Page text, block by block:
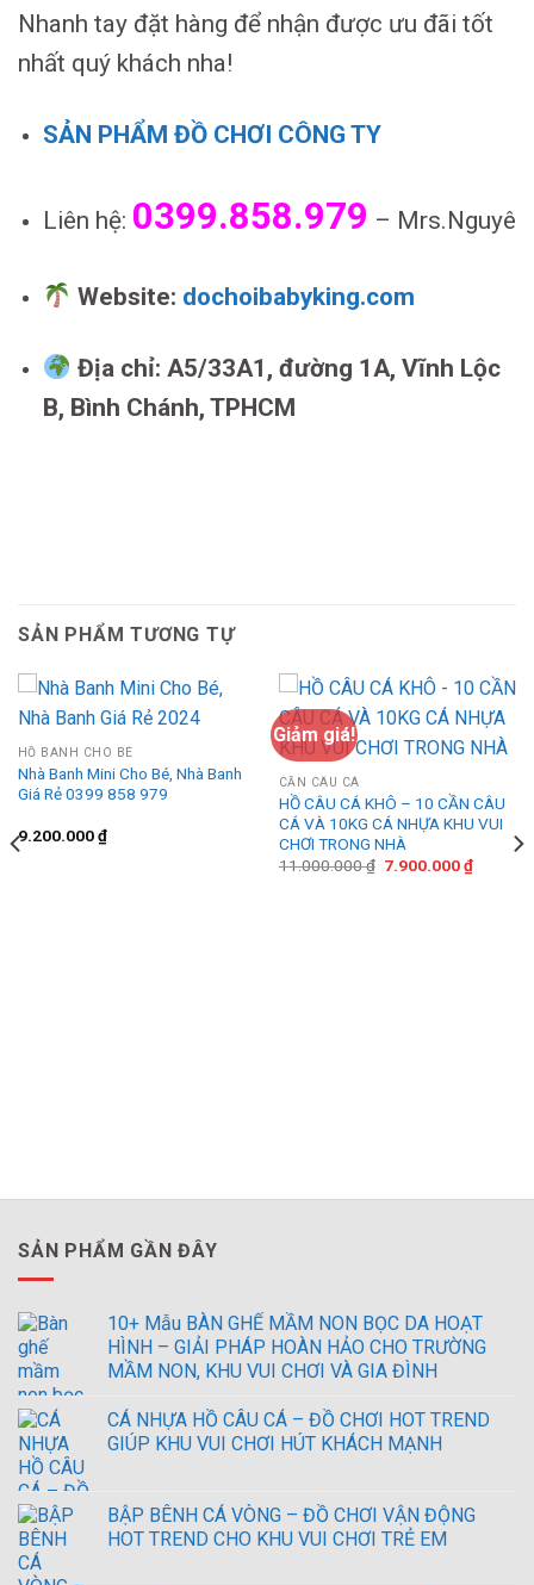
Nhanh tay đặt hàng để nhận được ưu đãi tốt
nhất quý khách nha!
SẢN PHẨM ĐỒ CHƠI CÔNG TY
Liên hệ: 0399.858.979 – Mrs.Nguyê
Website: dochoibabyking.com
Địa chỉ: A5/33A1, đường 1A, Vĩnh Lộc
B, Bình Chánh, TPHCM
SẢN PHẨM TƯƠNG TỰ
HỒ BANH CHO BÉ
Nhà Banh Mini Cho Bé, Nhà Banh
Giá Rẻ 0399 858 979
9.200.000₫
Giảm giá!
CẦN CÂU CÁ
HỒ CÂU CÁ KHÔ – 10 CẦN CÂU
CÁ VÀ 10KG CÁ NHỰA KHU VUI
CHƠI TRONG NHÀ
11.000.000₫ Giá
7.900.000₫Giá
hiện
SẢN PHẨM GẦN ĐÂY
10+ Mẫu BÀN GHẾ MẦM NON BỌC DA HOẠT
HÌNH – GIẢI PHÁP HOÀN HẢO CHO TRƯỜNG
MẦM NON, KHU VUI CHƠI VÀ GIA ĐÌNH
CÁ NHỰA HỒ CÂU CÁ – ĐỒ CHƠI HOT TREND
GIÚP KHU VUI CHƠI HÚT KHÁCH MẠNH
BẬP BÊNH CÁ VÒNG – ĐỒ CHƠI VẬN ĐỘNG
HOT TREND CHO KHU VUI CHƠI TRẺ EM